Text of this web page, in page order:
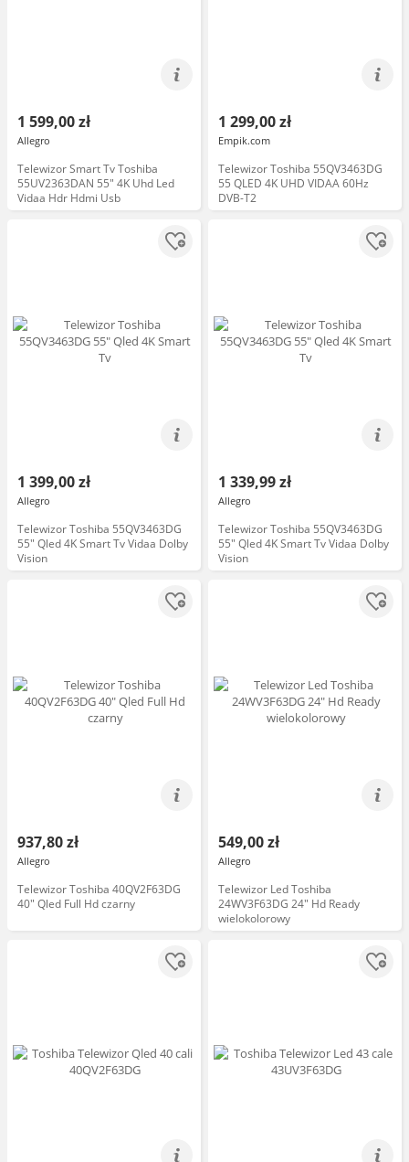
1 599,00 zł
Allegro
Telewizor Smart Tv Toshiba
55UV2363DAN 55" 4K Uhd Led
Vidaa Hdr Hdmi Usb
1 299,00 zł
Empik.com
Telewizor Toshiba 55QV3463DG
55 QLED 4K UHD VIDAA 60Hz
DVB-T2
1 399,00 zł
Allegro
Telewizor Toshiba 55QV3463DG
55" Qled 4K Smart Tv Vidaa Dolby
Vision
1 339,99 zł
Allegro
Telewizor Toshiba 55QV3463DG
55" Qled 4K Smart Tv Vidaa Dolby
Vision
937,80 zł
Allegro
Telewizor Toshiba 40QV2F63DG
40" Qled Full Hd czarny
549,00 zł
Allegro
Telewizor Led Toshiba
24WV3F63DG 24" Hd Ready
wielokolorowy